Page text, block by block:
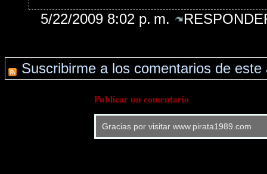
5/22/2009 8:02 p. m.
Suscribirme a los comentarios de este
Publicar un comentario
Gracias por visitar www.pirata1989.com